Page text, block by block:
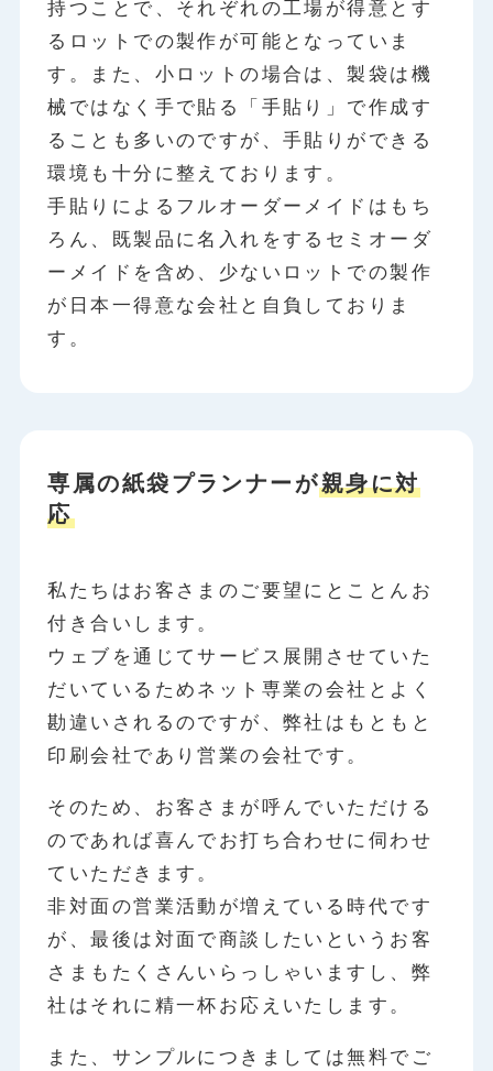
持つことで、それぞれの工場が得意とす
るロットでの製作が可能となっていま
す。また、小ロットの場合は、製袋は機
械ではなく手で貼る「手貼り」で作成す
ることも多いのですが、手貼りができる
環境も十分に整えております。
手貼りによるフルオーダーメイドはもち
ろん、既製品に名入れをするセミオーダ
ーメイドを含め、少ないロットでの製作
が日本一得意な会社と自負しておりま
す。
専属の紙袋プランナーが親身に対
応
私たちはお客さまのご要望にとことんお
付き合いします。
ウェブを通じてサービス展開させていた
だいているためネット専業の会社とよく
勘違いされるのですが、弊社はもともと
印刷会社であり営業の会社です。
そのため、お客さまが呼んでいただける
のであれば喜んでお打ち合わせに伺わせ
ていただきます。
非対面の営業活動が増えている時代です
が、最後は対面で商談したいというお客
さまもたくさんいらっしゃいますし、弊
社はそれに精一杯お応えいたします。
また、サンプルにつきましては無料でご